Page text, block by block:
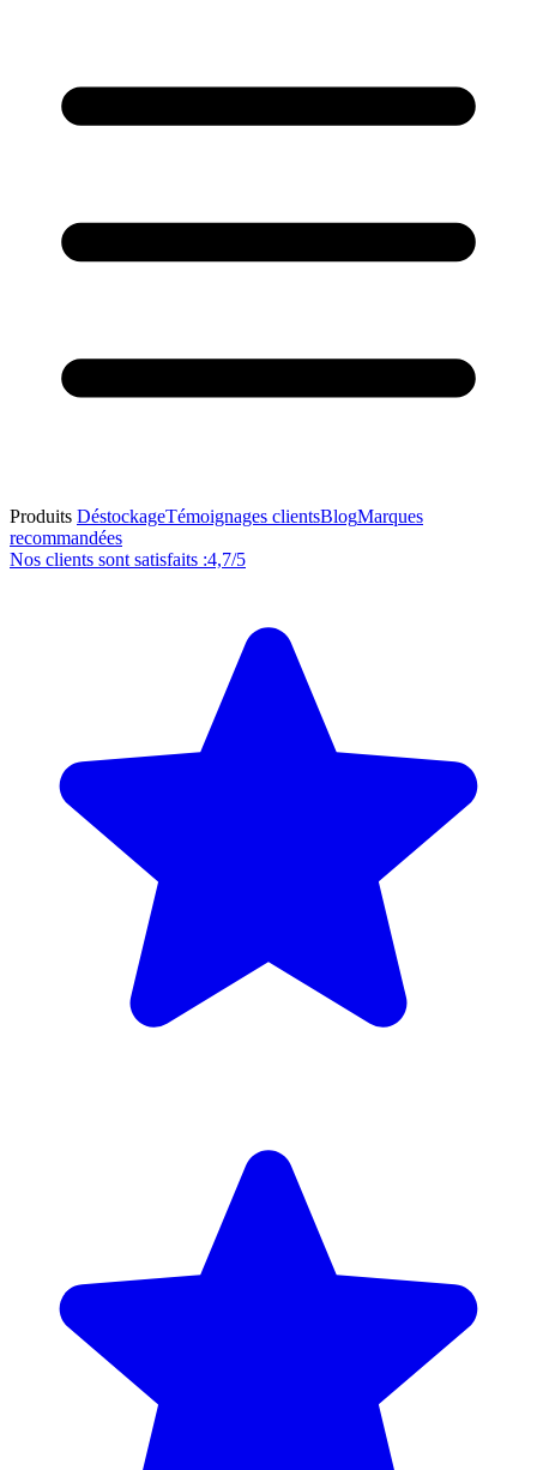
Produits DéstockageTémoignages clientsBlogMarques
recommandées
Nos clients sont satisfaits :4,7/5